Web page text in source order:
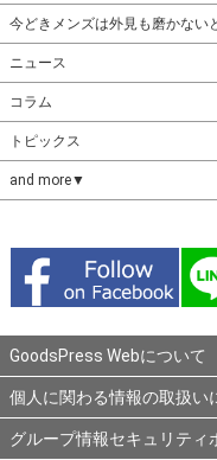
今どきメンズは外見も磨かない
ニュース
コラム
トピックス
and more▼
GoodsPress Webについて
個人に関わる情報の取扱い
グループ情報セキュリティ